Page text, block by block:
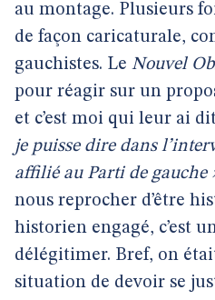
au montage. Plusieurs
de façon caricaturale,
gauchistes. Le Nouvel
pour réagir sur un
et c’est moi qui leur ai
je puisse dire dans
affilié au Parti de gauche
nous reprocher d’être
historien engagé, c’est
délégitimer. Bref, on
situation de devoir se